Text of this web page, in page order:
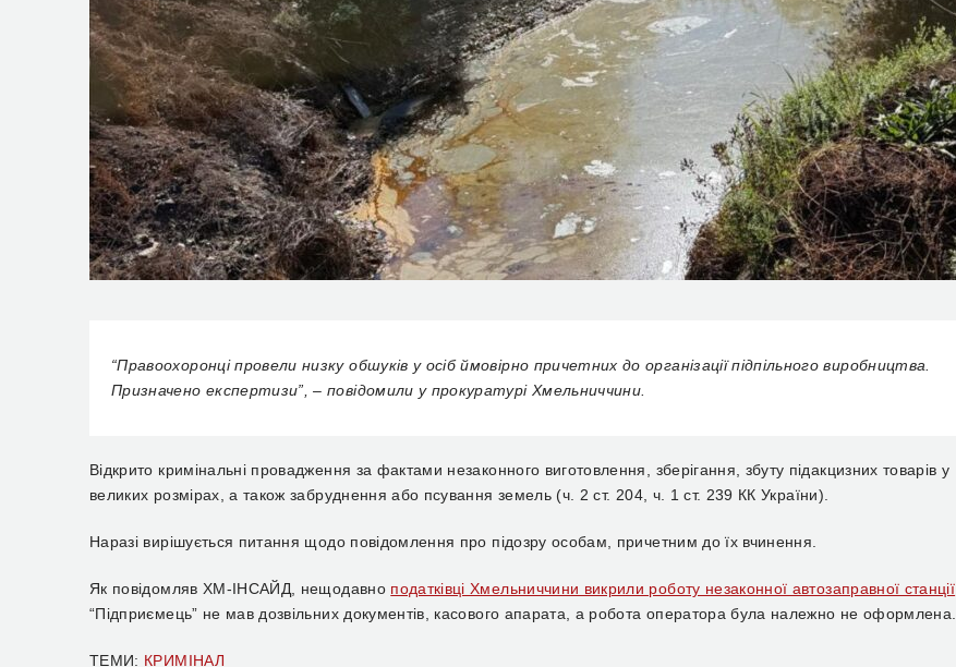
“Правоохоронці провели низку обшуків у осіб ймовірно причетних до організації підпільного виробництва.
Призначено експертизи”, – повідомили у прокуратурі Хмельниччини.
Відкрито кримінальні провадження за фактами незаконного виготовлення, зберігання, збуту підакцизних товарів у
великих розмірах, а також забруднення або псування земель (ч. 2 ст. 204, ч. 1 ст. 239 КК України).
Наразі вирішується питання щодо повідомлення про підозру особам, причетним до їх вчинення.
Як повідомляв ХМ-ІНСАЙД, нещодавно податківці Хмельниччини викрили роботу незаконної автозаправної станції
“Підприємець” не мав дозвільних документів, касового апарата, а робота оператора була належно не оформлена.
ТЕМИ: КРИМІНАЛ